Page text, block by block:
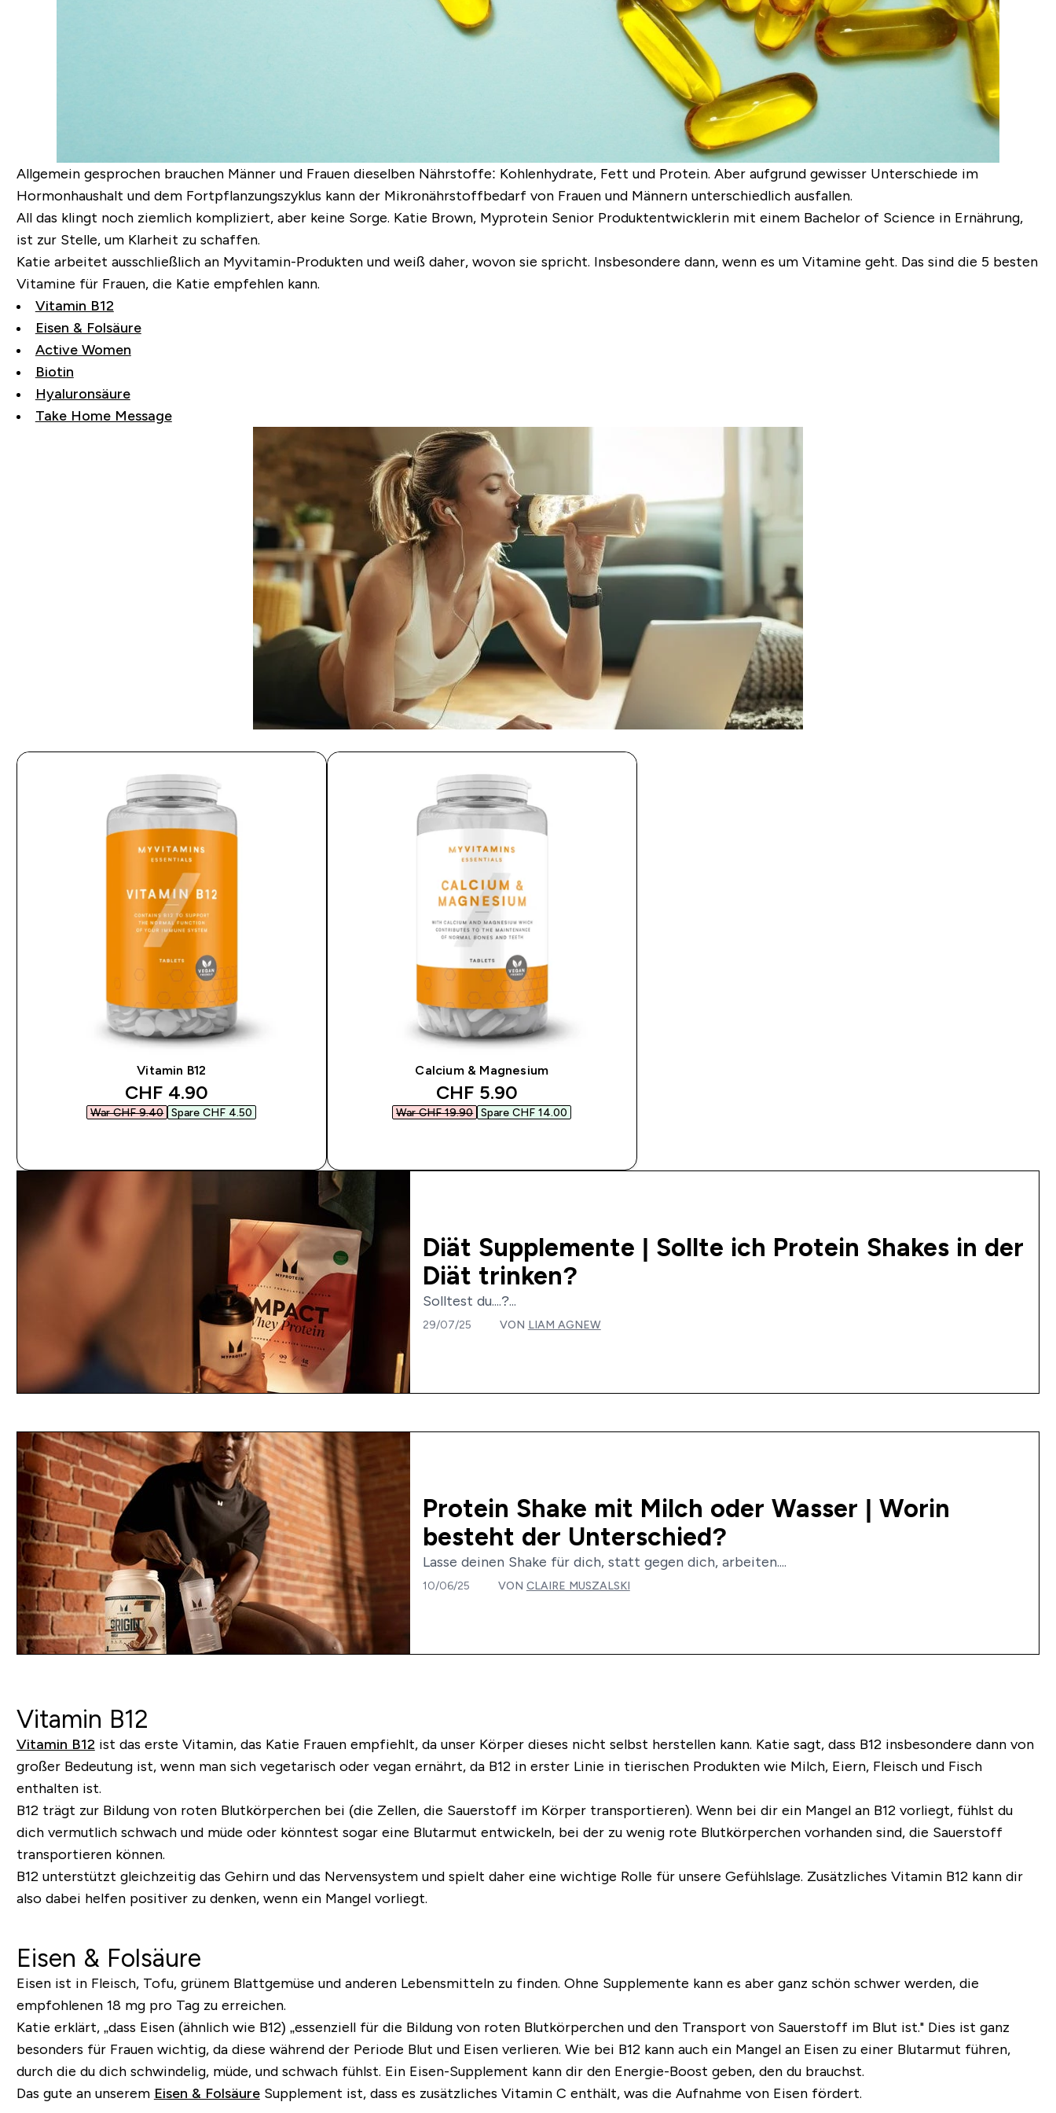
Allgemein gesprochen brauchen Männer und Frauen dieselben Nährstoffe: Kohlenhydrate, Fett und Protein. Aber aufgrund gewisser Unterschiede im
Hormonhaushalt und dem Fortpflanzungszyklus kann der Mikronährstoffbedarf von Frauen und Männern unterschiedlich ausfallen.
All das klingt noch ziemlich kompliziert, aber keine Sorge. Katie Brown, Myprotein Senior Produktentwicklerin mit einem Bachelor of Science in Ernährung,
ist zur Stelle, um Klarheit zu schaffen.
Katie arbeitet ausschließlich an Myvitamin-Produkten und weiß daher, wovon sie spricht. Insbesondere dann, wenn es um Vitamine geht. Das sind die 5 besten
Vitamine für Frauen, die Katie empfehlen kann.
Vitamin B12
Eisen & Folsäure
Active Women
Biotin
Hyaluronsäure
Take Home Message
Vitamin B12
discounted price
CHF 4.90‎
War CHF 9.40‎ Spare CHF 4.50‎
Calcium & Magnesium
discounted price
CHF 5.90‎
War CHF 19.90‎ Spare CHF 14.00‎
Diät Supplemente | Sollte ich Protein Shakes in der
Diät trinken?
Solltest du....?...
29/07/25 VON LIAM AGNEW
Protein Shake mit Milch oder Wasser | Worin
besteht der Unterschied?
Lasse deinen Shake für dich, statt gegen dich, arbeiten....
10/06/25 VON CLAIRE MUSZALSKI
Vitamin B12
Vitamin B12 ist das erste Vitamin, das Katie Frauen empfiehlt, da unser Körper dieses nicht selbst herstellen kann. Katie sagt, dass B12 insbesondere dann von
großer Bedeutung ist, wenn man sich vegetarisch oder vegan ernährt, da B12 in erster Linie in tierischen Produkten wie Milch, Eiern, Fleisch und Fisch
enthalten ist.
B12 trägt zur Bildung von roten Blutkörperchen bei (die Zellen, die Sauerstoff im Körper transportieren). Wenn bei dir ein Mangel an B12 vorliegt, fühlst du
dich vermutlich schwach und müde oder könntest sogar eine Blutarmut entwickeln, bei der zu wenig rote Blutkörperchen vorhanden sind, die Sauerstoff
transportieren können.
B12 unterstützt gleichzeitig das Gehirn und das Nervensystem und spielt daher eine wichtige Rolle für unsere Gefühlslage. Zusätzliches Vitamin B12 kann dir
also dabei helfen positiver zu denken, wenn ein Mangel vorliegt.
Eisen & Folsäure
Eisen ist in Fleisch, Tofu, grünem Blattgemüse und anderen Lebensmitteln zu finden. Ohne Supplemente kann es aber ganz schön schwer werden, die
empfohlenen 18 mg pro Tag zu erreichen.
Katie erklärt, „dass Eisen (ähnlich wie B12) „essenziell für die Bildung von roten Blutkörperchen und den Transport von Sauerstoff im Blut ist." Dies ist ganz
besonders für Frauen wichtig, da diese während der Periode Blut und Eisen verlieren. Wie bei B12 kann auch ein Mangel an Eisen zu einer Blutarmut führen,
durch die du dich schwindelig, müde, und schwach fühlst. Ein Eisen-Supplement kann dir den Energie-Boost geben, den du brauchst.
Das gute an unserem Eisen & FolsäureSupplement ist, dass es zusätzliches Vitamin C enthält, was die Aufnahme von Eisen fördert.